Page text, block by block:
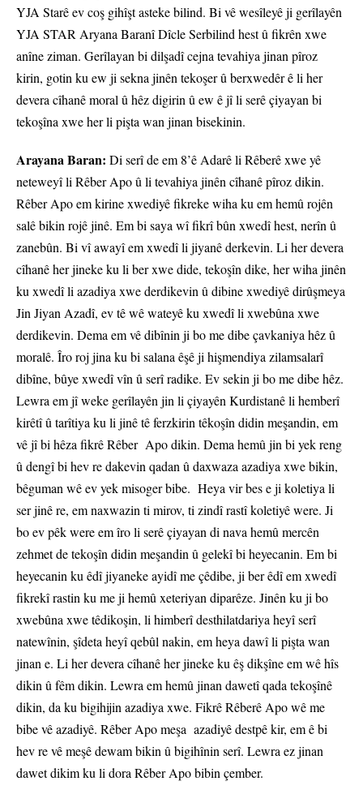
YJA Starê ev coş gihîşt asteke bilind. Bi vê wesîleyê ji gerîlayên
YJA STAR Aryana Baranî Dîcle Serbilind hest û fikrên xwe
anîne ziman. Gerîlayan bi dilşadî cejna tevahiya jinan pîroz
kirin, gotin ku ew ji sekna jinên tekoşer û berxwedêr ê li her
devera cîhanê moral û hêz digirin û ew ê jî li serê çiyayan bi
tekoşîna xwe her li pişta wan jinan bisekinin.
Arayana Baran: Di serî de em 8’ê Adarê li Rêberê xwe yê
neteweyî li Rêber Apo û li tevahiya jinên cîhanê pîroz dikin.
Rêber Apo em kirine xwediyê fikreke wiha ku em hemû rojên
salê bikin rojê jinê. Em bi saya wî fikrî bûn xwedî hest, nerîn û
zanebûn. Bi vî awayî em xwedî li jiyanê derkevin. Li her devera
cîhanê her jineke ku li ber xwe dide, tekoşîn dike, her wiha jinên
ku xwedî li azadiya xwe derdikevin û dibine xwediyê dirûşmeya
Jin Jiyan Azadî, ev tê wê wateyê ku xwedî li xwebûna xwe
derdikevin. Dema em vê dibînin ji bo me dibe çavkaniya hêz û
moralê. Îro roj jina ku bi salana êşê ji hişmendiya zilamsalarî
dibîne, bûye xwedî vîn û serî radike. Ev sekin ji bo me dibe hêz.
Lewra em jî weke gerîlayên jin li çiyayên Kurdistanê li hemberî
kirêtî û tarîtiya ku li jinê tê ferzkirin têkoşîn didin meşandin, em
vê jî bi hêza fikrê Rêber Apo dikin. Dema hemû jin bi yek reng
û dengî bi hev re dakevin qadan û daxwaza azadiya xwe bikin,
bêguman wê ev yek misoger bibe. Heya vir bes e ji koletiya li
ser jinê re, em naxwazin ti mirov, ti zindî rastî koletiyê were. Ji
bo ev pêk were em îro li serê çiyayan di nava hemû mercên
zehmet de tekoşîn didin meşandin û gelekî bi heyecanin. Em bi
heyecanin ku êdî jiyaneke ayidî me çêdibe, ji ber êdî em xwedî
fikrekî rastin ku me ji hemû xeteriyan diparêze. Jinên ku ji bo
xwebûna xwe têdikoşin, li himberî desthilatdariya heyî serî
natewînin, şîdeta heyî qebûl nakin, em heya dawî li pişta wan
jinan e. Li her devera cîhanê her jineke ku êş dikşîne em wê hîs
dikin û fêm dikin. Lewra em hemû jinan dawetî qada tekoşînê
dikin, da ku bigihijin azadiya xwe. Fikrê Rêberê Apo wê me
bibe vê azadiyê. Rêber Apo meşa azadiyê destpê kir, em ê bi
hev re vê meşê dewam bikin û bigihînin serî. Lewra ez jinan
dawet dikim ku li dora Rêber Apo bibin çember.